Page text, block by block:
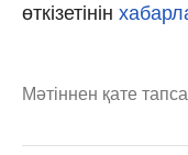
өткізетінін
Мәтіннен қате